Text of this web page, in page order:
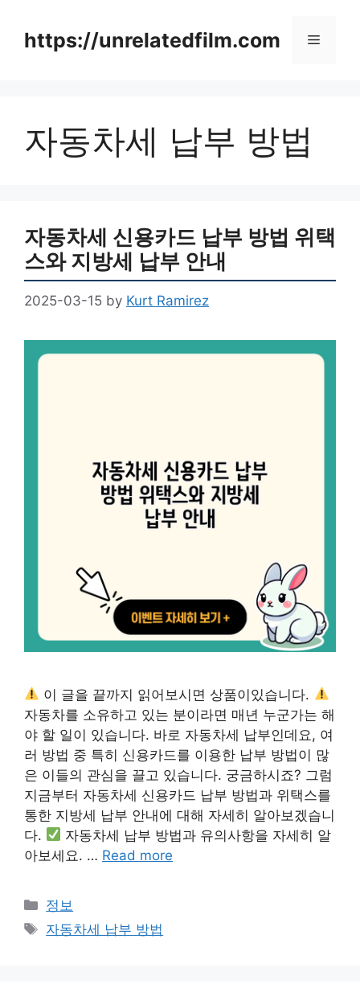
contenthttps://unrelatedfilm.com Menu
자동차세 납부 방법
자동차세 신용카드 납부 방법 위택
스와 지방세 납부 안내
2025-03-15 by Kurt Ramirez
이 글을 끝까지 읽어보시면 상품이있습니다.
자동차를 소유하고 있는 분이라면 매년 누군가는 해
야 할 일이 있습니다. 바로 자동차세 납부인데요, 여
러 방법 중 특히 신용카드를 이용한 납부 방법이 많
은 이들의 관심을 끌고 있습니다. 궁금하시죠? 그럼
지금부터 자동차세 신용카드 납부 방법과 위택스를
통한 지방세 납부 안내에 대해 자세히 알아보겠습니
다.
자동차세 납부 방법과 유의사항을 자세히 알
아보세요. … Read more
Categories
정보
Tags
자동차세 납부 방법